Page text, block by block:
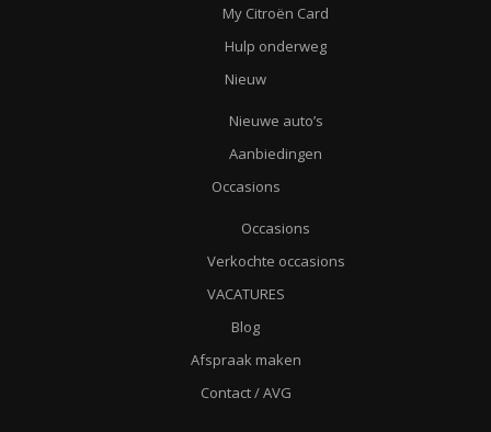
My Citroën Card
Hulp onderweg
Nieuw
Nieuwe auto’s
Aanbiedingen
Occasions
Occasions
Verkochte occasions
VACATURES
Blog
Afspraak maken
Contact / AVG